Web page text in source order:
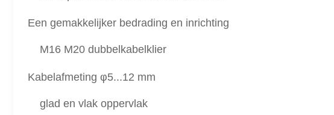
Een gemakkelijker bedrading en inrichting
M16 M20 dubbelkabelklier
Kabelafmeting φ5...12 mm
glad en vlak oppervlak